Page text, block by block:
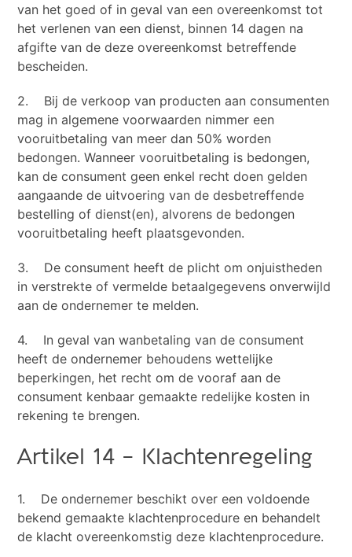
van het goed of in geval van een overeenkomst tot
het verlenen van een dienst, binnen 14 dagen na
afgifte van de deze overeenkomst betreffende
bescheiden.
2. Bij de verkoop van producten aan consumenten
mag in algemene voorwaarden nimmer een
vooruitbetaling van meer dan 50% worden
bedongen. Wanneer vooruitbetaling is bedongen,
kan de consument geen enkel recht doen gelden
aangaande de uitvoering van de desbetreffende
bestelling of dienst(en), alvorens de bedongen
vooruitbetaling heeft plaatsgevonden.
3. De consument heeft de plicht om onjuistheden
in verstrekte of vermelde betaalgegevens onverwijld
aan de ondernemer te melden.
4. In geval van wanbetaling van de consument
heeft de ondernemer behoudens wettelijke
beperkingen, het recht om de vooraf aan de
consument kenbaar gemaakte redelijke kosten in
rekening te brengen.
Artikel 14 – Klachtenregeling
1. De ondernemer beschikt over een voldoende
bekend gemaakte klachtenprocedure en behandelt
de klacht overeenkomstig deze klachtenprocedure.